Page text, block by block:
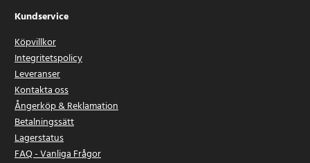
Kundservice
Köpvillkor
Integritetspolicy
Leveranser
Kontakta oss
Ångerköp & Reklamation
Betalningssätt
Lagerstatus
FAQ - Vanliga Frågor